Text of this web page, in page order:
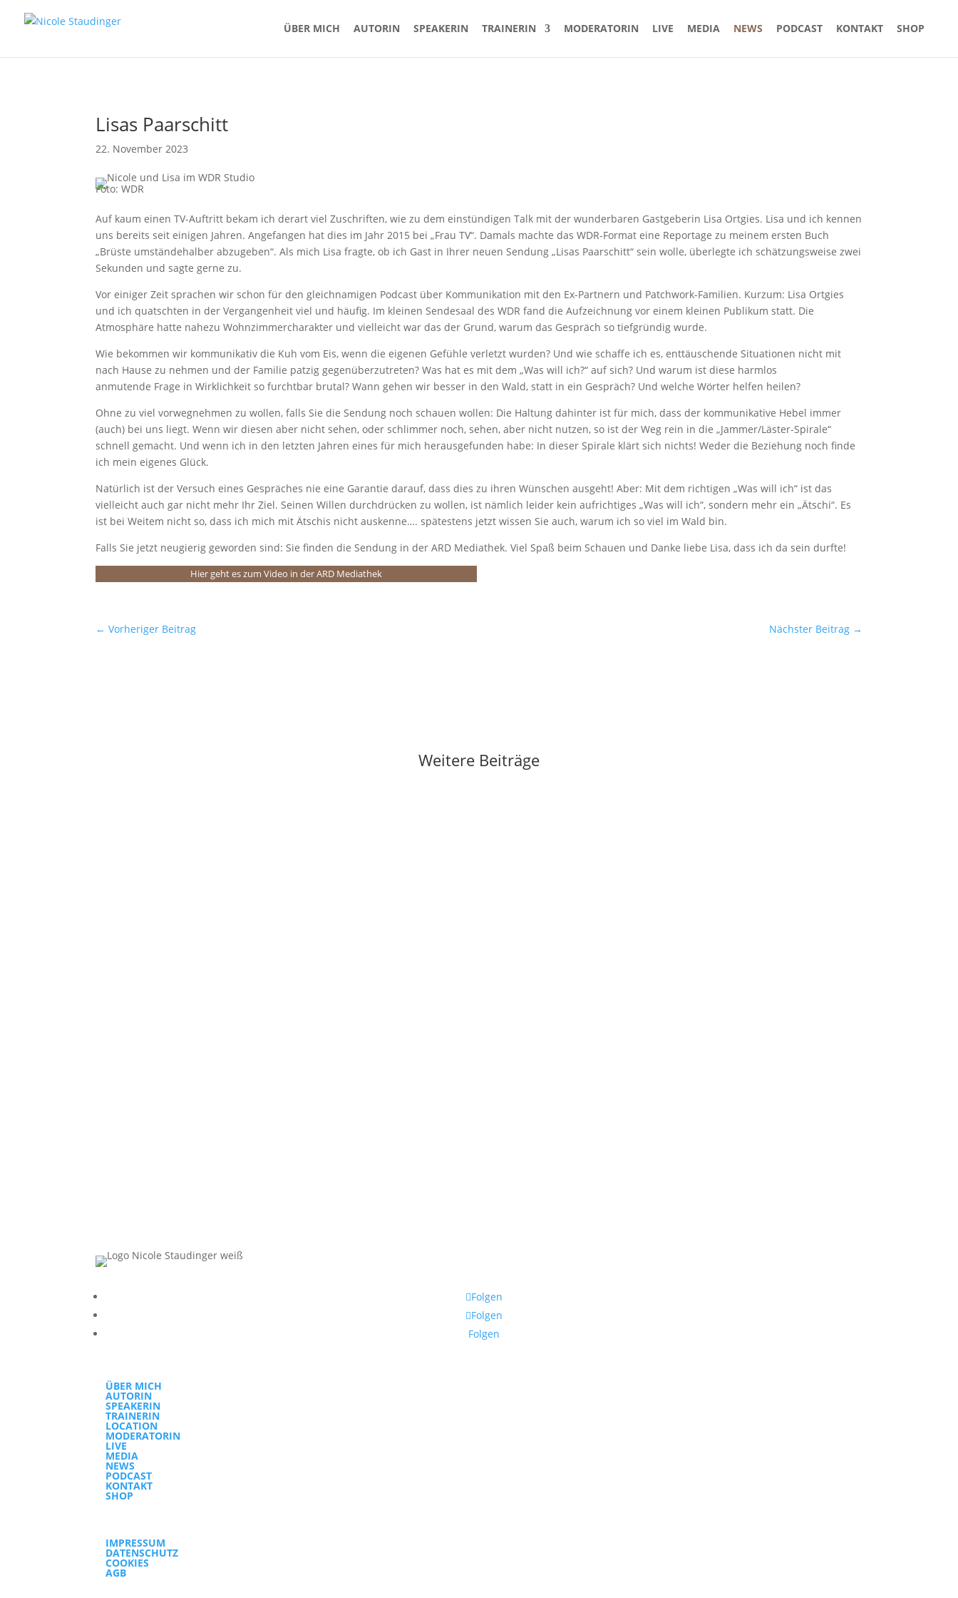
ÜBER MICH AUTORIN SPEAKERIN TRAINERIN MODERATORIN LIVE MEDIA NEWS PODCAST KONTAKT SHOP
Lisas Paarschitt
22. November 2023
Foto: WDR
Auf kaum einen TV-Auftritt bekam ich derart viel Zuschriften, wie zu dem einstündigen Talk mit der wunderbaren Gastgeberin Lisa Ortgies. Lisa und ich kennen
uns bereits seit einigen Jahren. Angefangen hat dies im Jahr 2015 bei „Frau TV“. Damals machte das WDR-Format eine Reportage zu meinem ersten Buch
„Brüste umständehalber abzugeben“. Als mich Lisa fragte, ob ich Gast in Ihrer neuen Sendung „Lisas Paarschitt“ sein wolle, überlegte ich schätzungsweise zwei
Sekunden und sagte gerne zu.
Vor einiger Zeit sprachen wir schon für den gleichnamigen Podcast über Kommunikation mit den Ex-Partnern und Patchwork-Familien. Kurzum: Lisa Ortgies
und ich quatschten in der Vergangenheit viel und häufig. Im kleinen Sendesaal des WDR fand die Aufzeichnung vor einem kleinen Publikum statt. Die
Atmosphäre hatte nahezu Wohnzimmercharakter und vielleicht war das der Grund, warum das Gespräch so tiefgründig wurde.
Wie bekommen wir kommunikativ die Kuh vom Eis, wenn die eigenen Gefühle verletzt wurden? Und wie schaffe ich es, enttäuschende Situationen nicht mit
nach Hause zu nehmen und der Familie patzig gegenüberzutreten? Was hat es mit dem „Was will ich?“ auf sich? Und warum ist diese harmlos
anmutende Frage in Wirklichkeit so furchtbar brutal? Wann gehen wir besser in den Wald, statt in ein Gespräch? Und welche Wörter helfen heilen?
Ohne zu viel vorwegnehmen zu wollen, falls Sie die Sendung noch schauen wollen: Die Haltung dahinter ist für mich, dass der kommunikative Hebel immer
(auch) bei uns liegt. Wenn wir diesen aber nicht sehen, oder schlimmer noch, sehen, aber nicht nutzen, so ist der Weg rein in die „Jammer/Läster-Spirale“
schnell gemacht. Und wenn ich in den letzten Jahren eines für mich herausgefunden habe: In dieser Spirale klärt sich nichts! Weder die Beziehung noch finde
ich mein eigenes Glück.
Natürlich ist der Versuch eines Gespräches nie eine Garantie darauf, dass dies zu ihren Wünschen ausgeht! Aber: Mit dem richtigen „Was will ich“ ist das
vielleicht auch gar nicht mehr Ihr Ziel. Seinen Willen durchdrücken zu wollen, ist nämlich leider kein aufrichtiges „Was will ich“, sondern mehr ein „Ätschi“. Es
ist bei Weitem nicht so, dass ich mich mit Ätschis nicht auskenne…. spätestens jetzt wissen Sie auch, warum ich so viel im Wald bin.
Falls Sie jetzt neugierig geworden sind: Sie finden die Sendung in der ARD Mediathek. Viel Spaß beim Schauen und Danke liebe Lisa, dass ich da sein durfte!
Hier geht es zum Video in der ARD Mediathek
←Vorheriger Beitrag Nächster Beitrag→
Weitere Beiträge
Folgen
Folgen
Folgen
ÜBER MICH
AUTORIN
SPEAKERIN
TRAINERIN
LOCATION
MODERATORIN
LIVE
MEDIA
NEWS
PODCAST
KONTAKT
SHOP
IMPRESSUM
DATENSCHUTZ
COOKIES
AGB